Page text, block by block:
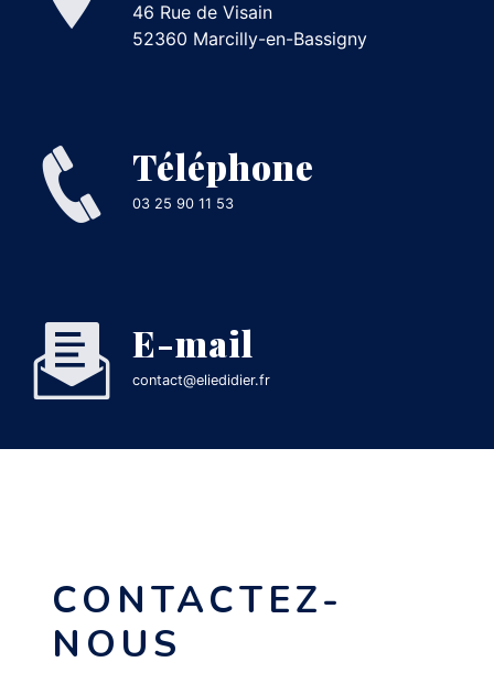
46 Rue de Visain
52360 Marcilly-en-Bassigny
Téléphone
03 25 90 11 53
E-mail
contact@eliedidier.fr
CONTACTEZ-
NOUS